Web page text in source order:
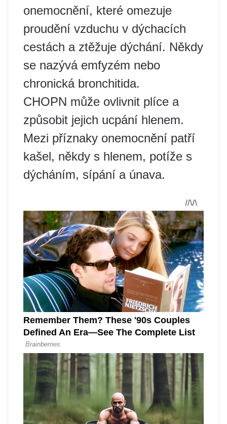
onemocnění, které omezuje
proudění vzduchu v dýchacích
cestách a ztěžuje dýchání. Někdy
se nazývá emfyzém nebo
chronická bronchitida.
CHOPN může ovlivnit plíce a
způsobit jejich ucpání hlenem.
Mezi příznaky onemocnění patří
kašel, někdy s hlenem, potíže s
dýcháním, sípání a únava.